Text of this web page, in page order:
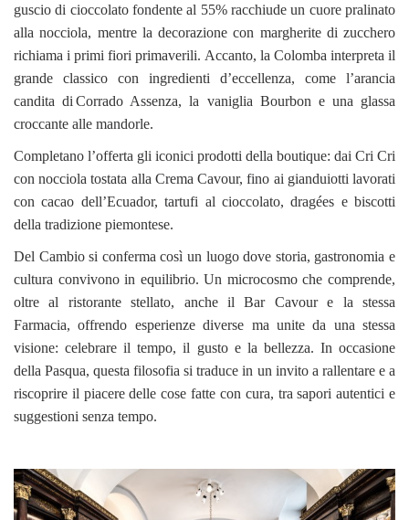
guscio di cioccolato fondente al 55% racchiude un cuore pralinato
alla nocciola, mentre la decorazione con margherite di zucchero
richiama i primi fiori primaverili. Accanto, la Colomba interpreta il
grande classico con ingredienti d’eccellenza, come l’arancia
candita diCorrado Assenza, la vaniglia Bourbon e una glassa
croccante alle mandorle.
Completano l’offerta gli iconici prodotti della boutique: dai Cri Cri
con nocciola tostata alla Crema Cavour, fino ai gianduiotti lavorati
con cacao dell’Ecuador, tartufi al cioccolato, dragées e biscotti
della tradizione piemontese.
Del Cambio si conferma così un luogo dove storia, gastronomia e
cultura convivono in equilibrio. Un microcosmo che comprende,
oltre al ristorante stellato, anche il Bar Cavour e la stessa
Farmacia, offrendo esperienze diverse ma unite da una stessa
visione: celebrare il tempo, il gusto e la bellezza. In occasione
della Pasqua, questa filosofia si traduce in un invito a rallentare e a
riscoprire il piacere delle cose fatte con cura, tra sapori autentici e
suggestioni senza tempo.